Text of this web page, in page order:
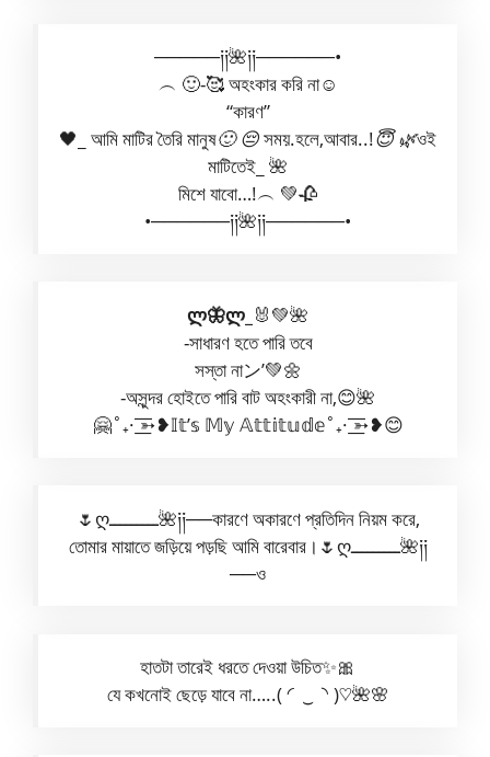
─────༏༏🌺༏༏──────•
︵ 🙂-🥰 অহংকার করি না☺️
“কারণ”
🖤_ আমি মাটির তৈরি মানুষ🙂 😔সময়.হলে,আবার..!😇 🌿ওই
মাটিতেই_ 🌺
মিশে যাবো…!︵ 💚🥀
•──────༏༏🌺༏༏──────•
ლ🦋ლ_ 🐰💚🌺
-সাধারণ হতে পারি তবে
সস্তা নাン’💚🌼
-অসুন্দর হোইতে পারি বাট অহংকারী না,😊🌺
🤗˚₊· ͟͟͞͞➳❥𝕀𝕥’𝕤 𝕄𝕪 𝔸𝕥𝕥𝕚𝕥𝕦𝕕𝕖˚₊· ͟͟͞͞➳❥😊
🌷ღـــــــــ🌺༏༏──কারণে অকারণে প্রতিদিন নিয়ম করে,
তোমার মায়াতে জড়িয়ে পড়ছি আমি বারেবার।🌷ღـــــــــ🌺༏༏
──ও
হাতটা তারেই ধরতে দেওয়া উচিত✨🎀
যে কখনোই ছেড়ে যাবে না…..(⁠ ⁠◜⁠‿⁠◝⁠ ⁠)⁠♡🌺🌸